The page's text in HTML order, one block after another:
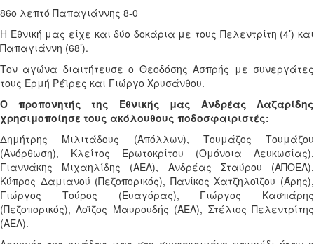
86ο λεπτό Παπαγιάννης 8-0
Η Εθνική μας είχε και δύο δοκάρια με τους Πελεντρίτη (4’) και
Παπαγιάννη (68’).
Τον αγώνα διαιτήτευσε ο Θεοδόσης Ασπρής με συνεργάτες
τους Ερμή Ρέϊρες και Γιώργο Χρυσάνθου.
Ο προπονητής της Εθνικής μας Ανδρέας Λαζαρίδης
χρησιμοποίησε τους ακόλουθους ποδοσφαιριστές:
Δημήτρης Μιλιτάδους (Απόλλων), Τουμάζος Τουμάζου
(Ανόρθωση), Κλείτος Ερωτοκρίτου (Ομόνοια Λευκωσίας),
Γιαννάκης Μιχαηλίδης (ΑΕΛ), Ανδρέας Σταύρου (ΑΠΟΕΛ),
Κύπρος Δαμιανού (Πεζοπορικός), Πανίκος Χατζηλοϊζου (Άρης),
Γιώργος Τούρος (Ευαγόρας), Γιώργος Κασπάρης
(Πεζοπορικός), Λοϊζος Μαυρουδής (ΑΕΛ), Στέλιος Πελεντρίτης
(ΑΕΛ).